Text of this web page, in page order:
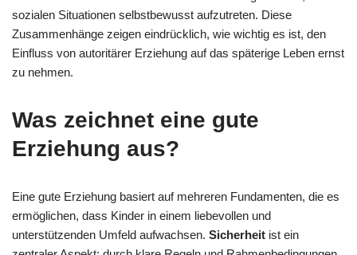
sozialen Situationen selbstbewusst aufzutreten. Diese
Zusammenhänge zeigen eindrücklich, wie wichtig es ist, den
Einfluss von autoritärer Erziehung auf das späterige Leben ernst
zu nehmen.
Was zeichnet eine gute
Erziehung aus?
Eine gute Erziehung basiert auf mehreren Fundamenten, die es
ermöglichen, dass Kinder in einem liebevollen und
unterstützenden Umfeld aufwachsen. Sicherheit ist ein